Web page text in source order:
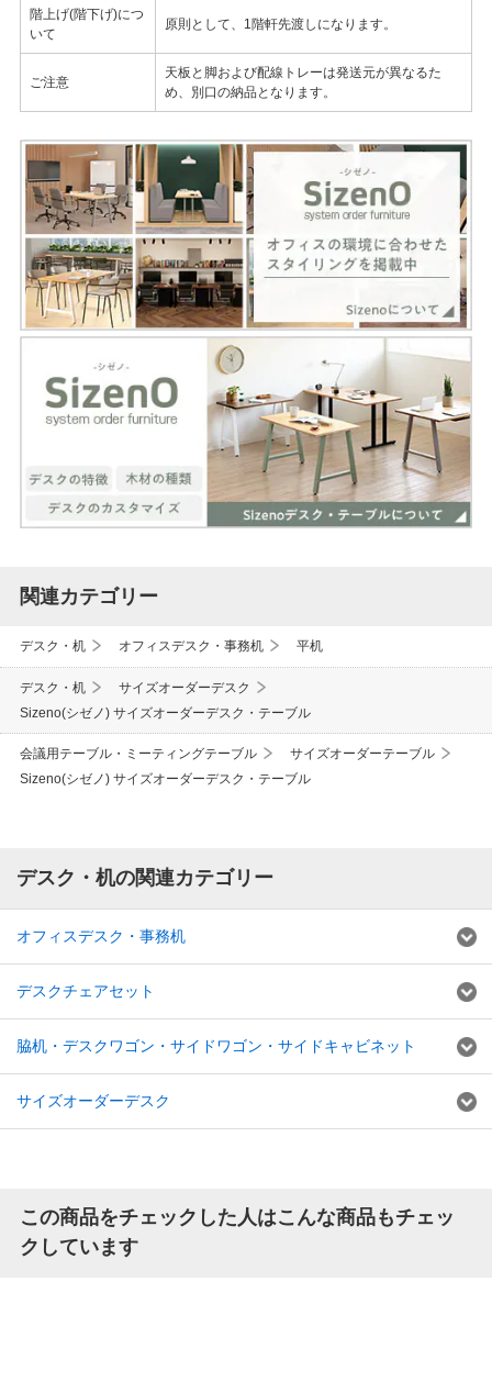
階上げ(階下げ)につ
いて
原則として、1階軒先渡しになります。
ご注意
天板と脚および配線トレーは発送元が異なるた
め、別口の納品となります。
関連カテゴリー
デスク・机 オフィスデスク・事務机 平机
デスク・机
サイズオーダーデスク
Sizeno(シゼノ) サイズオーダーデスク・テーブル
会議用テーブル・ミーティングテーブル
サイズオーダーテーブル
Sizeno(シゼノ) サイズオーダーデスク・テーブル
デスク・机の関連カテゴリー
オフィスデスク・事務机
デスクチェアセット
脇机・デスクワゴン・サイドワゴン・サイドキャビネット
サイズオーダーデスク
この商品をチェックした人はこんな商品もチェッ
クしています